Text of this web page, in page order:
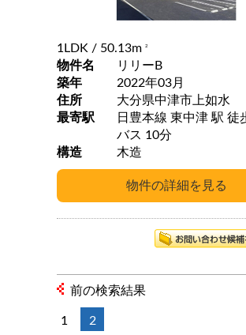
1LDK / 50.13m 2
物件名
リリーB
築年
2022年03月
住所
大分県中津市上如水
最寄駅
日豊本線 東中津 駅 徒歩 38分
バス 10分
構造
木造
前の検索結果
1 2